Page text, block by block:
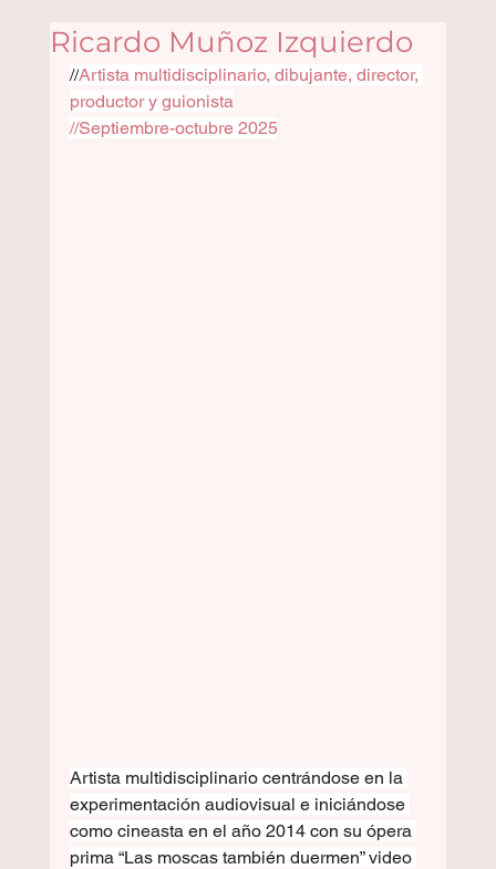
Ricardo Muñoz Izquierdo
//Artista multidisciplinario, dibujante, director,
productor y guionista
//Septiembre-octubre 2025
Artista multidisciplinario centrándose en la
experimentación audiovisual e iniciándose
como cineasta en el año 2014 con su ópera
prima “Las moscas también duermen” video